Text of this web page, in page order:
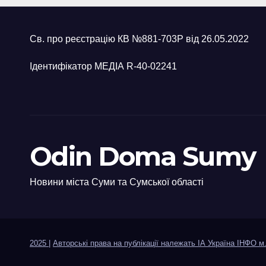
Св. про реєстрацію КВ №881-703Р від 26.05.2022
Ідентифікатор МЕДІА R-40-02241
Odin Doma Sumy
Новини міста Суми та Сумської області
2025 Авторські права на публікації належать ІА Україна ІНФО